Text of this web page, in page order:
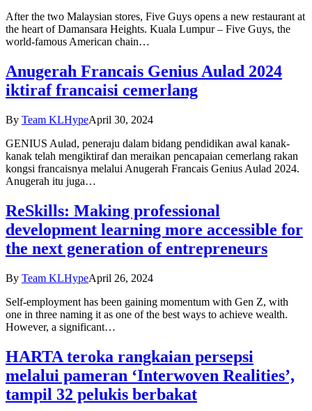
After the two Malaysian stores, Five Guys opens a new restaurant at
the heart of Damansara Heights. Kuala Lumpur – Five Guys, the
world-famous American chain…
Anugerah Francais Genius Aulad 2024
iktiraf francaisi cemerlang
By Team KLHypeApril 30, 2024
GENIUS Aulad, peneraju dalam bidang pendidikan awal kanak-
kanak telah mengiktiraf dan meraikan pencapaian cemerlang rakan
kongsi francaisnya melalui Anugerah Francais Genius Aulad 2024.
Anugerah itu juga…
ReSkills: Making professional
development learning more accessible for
the next generation of entrepreneurs
By Team KLHypeApril 26, 2024
Self-employment has been gaining momentum with Gen Z, with
one in three naming it as one of the best ways to achieve wealth.
However, a significant…
HARTA teroka rangkaian persepsi
melalui pameran ‘Interwoven Realities’,
tampil 32 pelukis berbakat